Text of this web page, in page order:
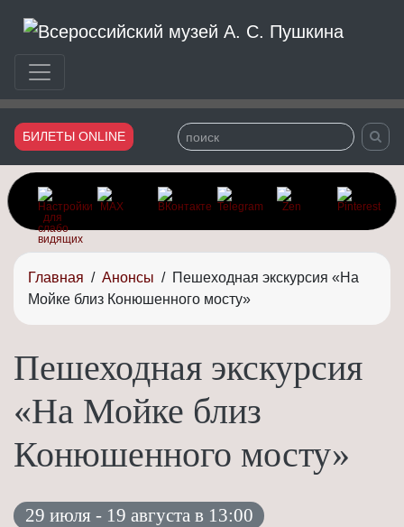
БИЛЕТЫ ONLINE
Главная / Анонсы / Пешеходная экскурсия «На
Мойке близ Конюшенного мосту»
Пешеходная экскурсия
«На Мойке близ
Конюшенного мосту»
29 июля - 19 августа в 13:00